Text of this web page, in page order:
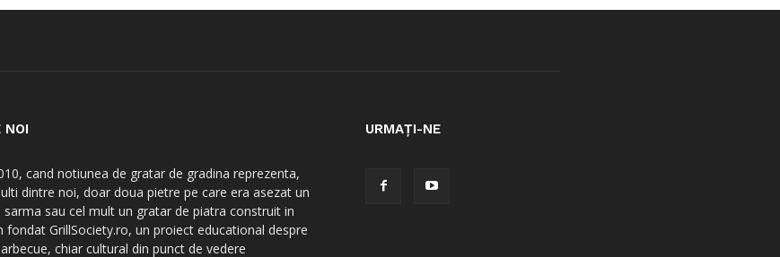
NOI
cand notiunea de gratar de gradina reprezenta,
dintre noi, doar doua pietre pe care era asezat un
sarma sau cel mult un gratar de piatra construit in
fondat GrillSociety.ro, un proiect educational despre
chiar cultural din punct de vedere
URMAȚI-NE